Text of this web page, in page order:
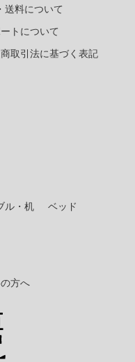
送料について
トについて
取引法に基づく表記
ル・机
ベッド
方へ